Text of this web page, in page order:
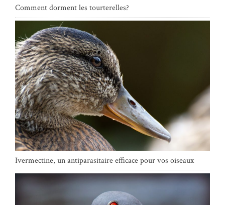
Comment dorment les tourterelles?
Ivermectine, un antiparasitaire efficace pour vos oiseaux